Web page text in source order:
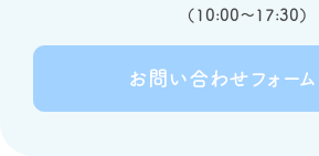
（ 10:00～17:30）
お問い合わせ フォーム